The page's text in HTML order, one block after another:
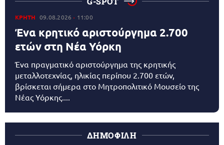
ΚΡΗΤΗ 09.08.2026 11:00
Ένα κρητικό αριστούργημα 2.700
ετών στη Νέα Υόρκη
Ένα πραγματικό αριστούργημα της κρητικής
μεταλλοτεχνίας, ηλικίας περίπου 2.700 ετών,
βρίσκεται σήμερα στο Μητροπολιτικό Μουσείο της
Νέας Υόρκης....
ΔΗΜΟΦΙΛΗ